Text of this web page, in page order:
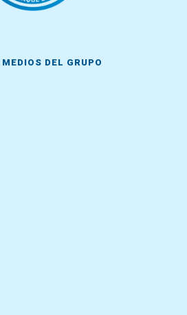
MEDIOS DEL GRUPO